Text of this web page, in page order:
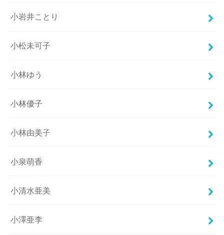
小岩井ことり
小松未可子
小林ゆう
小林優子
小林由美子
小泉萌香
小清水亜美
小澤亜李